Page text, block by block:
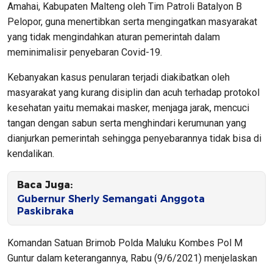
Amahai, Kabupaten Malteng oleh Tim Patroli Batalyon B
Pelopor, guna menertibkan serta mengingatkan masyarakat
yang tidak mengindahkan aturan pemerintah dalam
meminimalisir penyebaran Covid-19.
Kebanyakan kasus penularan terjadi diakibatkan oleh
masyarakat yang kurang disiplin dan acuh terhadap protokol
kesehatan yaitu memakai masker, menjaga jarak, mencuci
tangan dengan sabun serta menghindari kerumunan yang
dianjurkan pemerintah sehingga penyebarannya tidak bisa di
kendalikan.
Baca Juga:
Gubernur Sherly Semangati Anggota
Paskibraka
Komandan Satuan Brimob Polda Maluku Kombes Pol M
Guntur dalam keterangannya, Rabu (9/6/2021) menjelaskan